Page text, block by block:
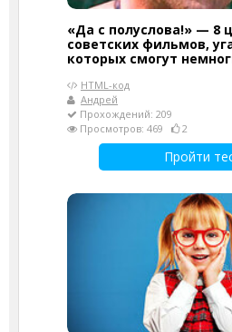
«Да с полуслова!» — 8
советских фильмов,
которых смогут
HTML-код
Андрей
Прохождений: 209
Просмотров: 469
2
Пройти